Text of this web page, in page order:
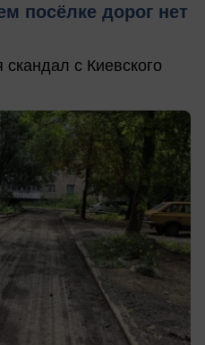
посёлке дорог нет
с Киевского